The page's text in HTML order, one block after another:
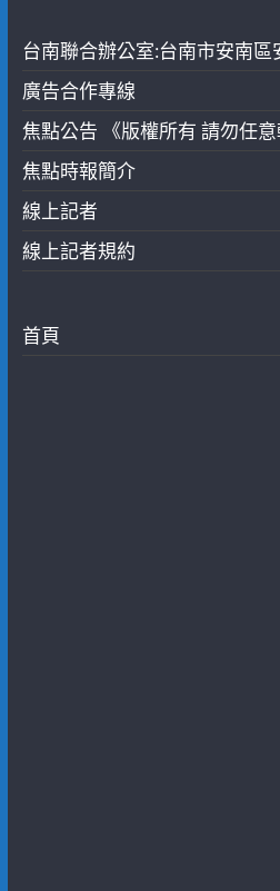
台南聯合辦公室:台南市安南區
廣告合作專線
焦點公告 《版權所有 請勿任意
焦點時報簡介
線上記者
線上記者規約
首頁